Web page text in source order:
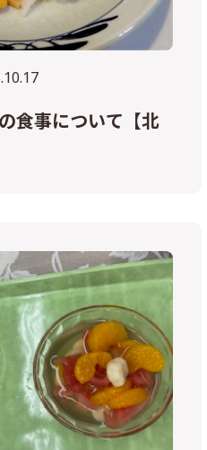
事について【北